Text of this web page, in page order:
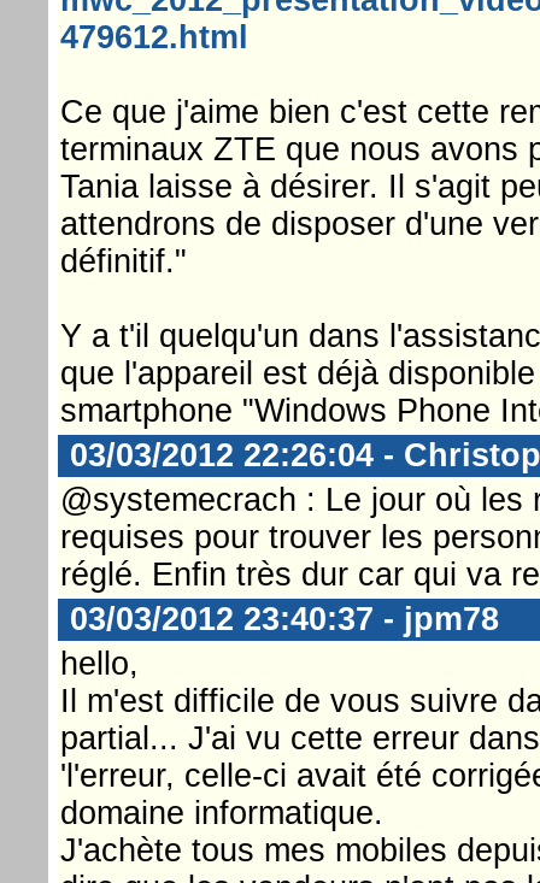
479612.html
Ce que j'aime bien c'est cette
terminaux ZTE que nous avons
Tania laisse à désirer. Il s'agit
attendrons de disposer d'une
définitif."
Y a t'il quelqu'un dans
que l'appareil est déjà
smartphone "Windows Phone
03/03/2012 22:26:04 -
@systemecrach : Le jour où
requises pour trouver les
réglé. Enfin très dur car qui va
03/03/2012 23:40:37 - jpm78
hello,
Il m'est difficile de vous suivre
partial... J'ai vu cette erreur
'l'erreur, celle-ci avait été
domaine informatique.
J'achète tous mes mobiles